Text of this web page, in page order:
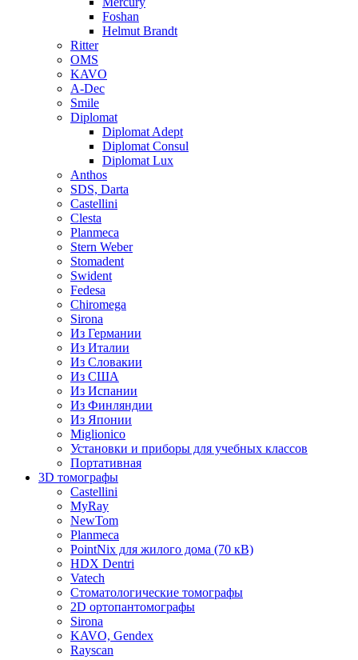
Foshan
Helmut Brandt
Ritter
OMS
KAVO
A-Dec
Smile
Diplomat
Diplomat Adept
Diplomat Consul
Diplomat Lux
Anthos
SDS, Darta
Castellini
Clesta
Planmeca
Stern Weber
Stomadent
Swident
Fedesa
Chiromega
Sirona
Из Германии
Из Италии
Из Словакии
Из США
Из Испании
Из Финляндии
Из Японии
Miglionico
Установки и приборы для учебных классов
Портативная
3D томографы
Castellini
MyRay
NewTom
Planmeca
PointNix для жилого дома (70 кВ)
HDX Dentri
Vatech
Стоматологические томографы
2D ортопантомографы
Sirona
KAVO, Gendex
Rayscan